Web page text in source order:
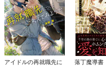
アイドルの再就職先に
落丁魔導書